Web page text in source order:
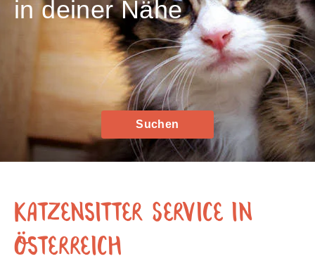
indeiner Nähe
Suchen
Katzensitter Service in
Österreich